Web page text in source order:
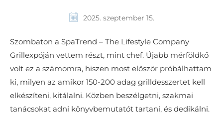
2025. szeptember 15.
Szombaton a SpaTrend – The Lifestyle Company
Grillexpóján vettem részt, mint chef. Újabb mérföldkő
volt ez a számomra, hiszen most először próbálhattam
ki, milyen az amikor 150-200 adag grilldesszertet kell
elkészíteni, kitálalni. Közben beszélgetni, szakmai
tanácsokat adni könyvbemutatót tartani, és dedikálni.